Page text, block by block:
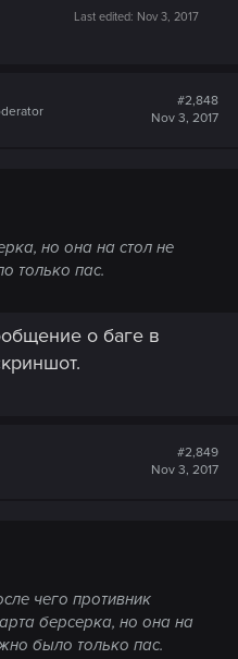
Last edited: Nov 3, 2017
#2,848
Nov 3, 2017
но она на стол не
только пас.
о баге в
#2,849
Nov 3, 2017
чего противник
берсерка, но она на
было только пас.